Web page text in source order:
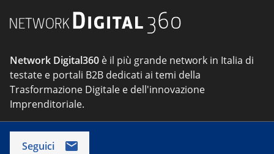
Network Digital360 è il più grande network in Italia di
testate e portali B2B dedicati ai temi della
Trasformazione Digitale e dell'innovazione
Imprenditoriale.
Seguici